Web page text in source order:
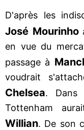
D'après les
José Mourinho
en vue du
passage à
voudrait
Chelsea. Dans
Tottenham
Willian. De son